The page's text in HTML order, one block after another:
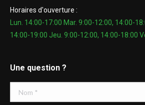
Horaires d'ouverture :
Lun. 14:00-17:00 Mar. 9:00-12:00, 14:00-
14:00-19:00 Jeu. 9:00-12:00, 14:00-18:00
Une question ?
Nom *